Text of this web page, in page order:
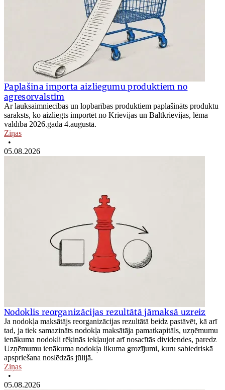
Paplašina importa aizliegumu produktiem no
agresorvalstīm
Ar lauksaimniecības un lopbarības produktiem paplašināts produktu
saraksts, ko aizliegts importēt no Krievijas un Baltkrievijas, lēma
valdība 2026.gada 4.augustā.
Ziņas
•
05.08.2026
Nodoklis reorganizācijas rezultātā jāmaksā uzreiz
Ja nodokļa maksātājs reorganizācijas rezultātā beidz pastāvēt, kā arī
tad, ja tiek samazināts nodokļa maksātāja pamatkapitāls, uzņēmumu
ienākuma nodokli rēķinās iekļaujot arī nosacītās dividendes, paredz
Uzņēmumu ienākuma nodokļa likuma grozījumi, kuru sabiedriskā
apspriešana noslēdzās jūlijā.
Ziņas
•
05.08.2026